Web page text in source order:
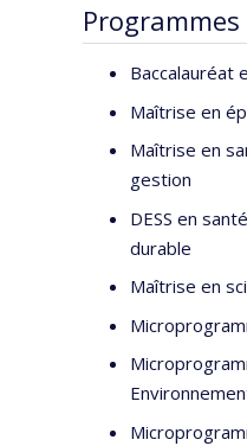
Baccalauréat
Maîtrise en
Maîtrise en
gestion
DESS en
durable
Maîtrise en